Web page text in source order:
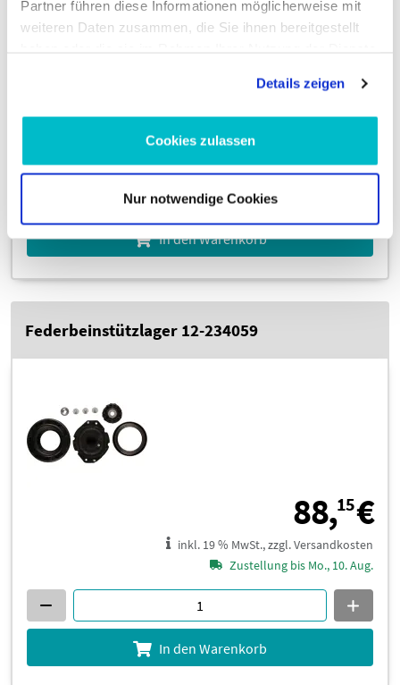
Partner führen diese Informationen möglicherweise mit
weiteren Daten zusammen, die Sie ihnen bereitgestellt
Details zeigen
Cookies zulassen
Nur notwendige Cookies
93,03 €
inkl. 19 % MwSt., zzgl. Versandkosten
In den Warenkorb
Federbeinstützlager 12-234059
88,15€
inkl. 19 % MwSt., zzgl. Versandkosten
Zustellung bis Mo., 10. Aug.
In den Warenkorb